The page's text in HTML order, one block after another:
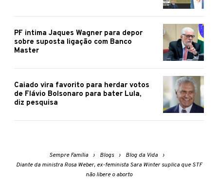
PF intima Jaques Wagner para depor
sobre suposta ligação com Banco
Master
Caiado vira favorito para herdar votos
de Flávio Bolsonaro para bater Lula,
diz pesquisa
Sempre Família Blogs
Blog da Vida
Diante da ministra Rosa Weber, ex-feminista Sara Winter suplica que STF
não libere o aborto